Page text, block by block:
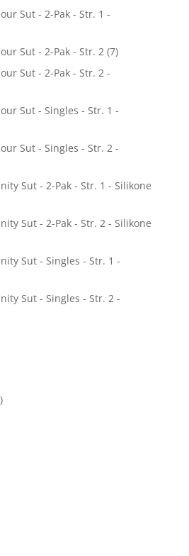
Sut - 2-Pak - Str. 1 -
Sut - 2-Pak - Str. 2 (7)
Sut - 2-Pak - Str. 2 -
Sut - Singles - Str. 1 -
Sut - Singles - Str. 2 -
Sut - 2-Pak - Str. 1 - Silikone
Sut - 2-Pak - Str. 2 - Silikone
Sut - Singles - Str. 1 -
Sut - Singles - Str. 2 -